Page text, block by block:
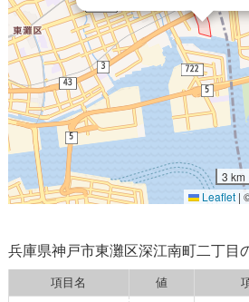
3 km
Leaflet |
兵庫県神戸市東灘区深江南町二丁目
項目名 値